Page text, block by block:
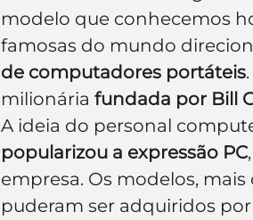
modelo que conhecemos
famosas do mundo
de computadores portáteis
milionária fundada por Bill
A ideia do personal
popularizou a expressão PC
empresa. Os modelos,
puderam ser adquiridos